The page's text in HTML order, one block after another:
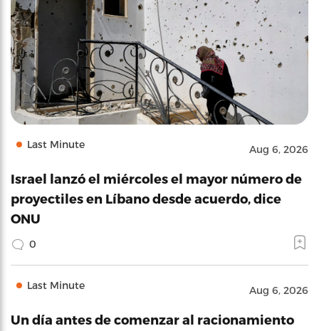
Last Minute Aug 6, 2026
Israel lanzó el miércoles el mayor número de
proyectiles en Líbano desde acuerdo, dice
ONU
0
Last Minute Aug 6, 2026
Un día antes de comenzar al racionamiento